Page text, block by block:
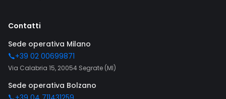
Contatti
Sede operativa Milano
+39 02 00699871
Via Calabria 15, 20054 Segrate (MI)
Sede operativa Bolzano